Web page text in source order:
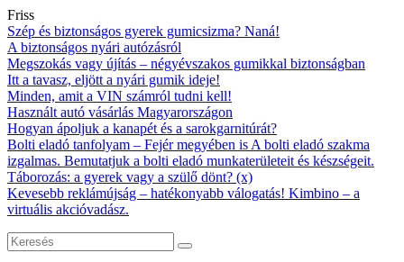
Friss
Szép és biztonságos gyerek gumicsizma? Naná!
A biztonságos nyári autózásról
Megszokás vagy újítás – négyévszakos gumikkal biztonságban
Itt a tavasz, eljött a nyári gumik ideje!
Minden, amit a VIN számról tudni kell!
Használt autó vásárlás Magyarországon
Hogyan ápoljuk a kanapét és a sarokgarnitúrát?
Bolti eladó tanfolyam – Fejér megyében is A bolti eladó szakma
izgalmas. Bemutatjuk a bolti eladó munkaterületeit és készségeit.
Táborozás: a gyerek vagy a szülő dönt? (x)
Kevesebb reklámújság – hatékonyabb válogatás! Kimbino – a
virtuális akcióvadász.